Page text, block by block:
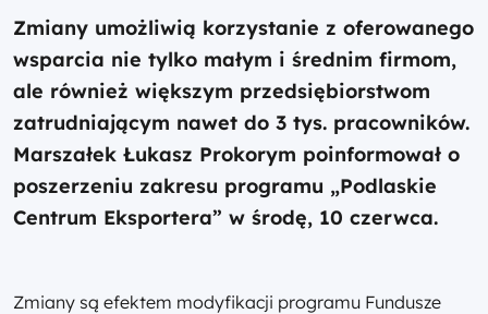
Zmiany umożliwią korzystanie z oferowanego
wsparcia nie tylko małym i średnim firmom,
ale również większym przedsiębiorstwom
zatrudniającym nawet do 3 tys. pracowników.
Marszałek Łukasz Prokorym poinformował o
poszerzeniu zakresu programu „Podlaskie
Centrum Eksportera” w środę, 10 czerwca.
Zmiany są efektem modyfikacji programu Fundusze